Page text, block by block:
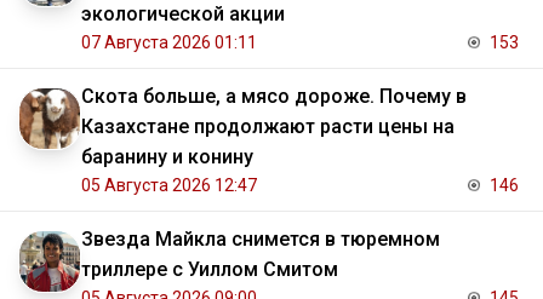
экологической акции
07 Августа 2026 01:11 153
Скота больше, а мясо дороже. Почему в
Казахстане продолжают расти цены на
баранину и конину
05 Августа 2026 12:47 146
Звезда Майкла снимется в тюремном
триллере с Уиллом Смитом